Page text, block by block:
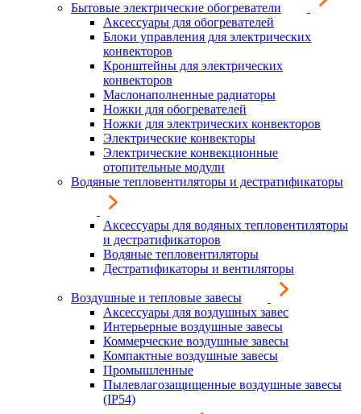
Бытовые электрические обогреватели
Аксессуары для обогревателей
Блоки управления для электрических
конвекторов
Кронштейны для электрических
конвекторов
Маслонаполненные радиаторы
Ножки для обогревателей
Ножки для электрических конвекторов
Электрические конвекторы
Электрические конвекционные
отопительные модули
Водяные тепловентиляторы и дестратификаторы
Аксессуары для водяных тепловентиляторы
и дестратификаторов
Водяные тепловентиляторы
Дестратификаторы и вентиляторы
Воздушные и тепловые завесы
Аксессуары для воздушных завес
Интерьерные воздушные завесы
Коммерческие воздушные завесы
Компактные воздушные завесы
Промышленные
Пылевлагозащищенные воздушные завесы
(IP54)